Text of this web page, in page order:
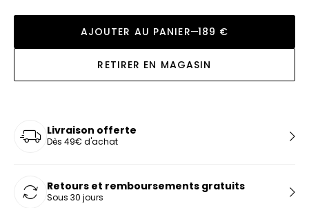
AJOUTER AU PANIER 189 €
RETIRER EN MAGASIN
Livraison offerte
Dès 49€ d'achat
Retours et remboursements gratuits
Sous 30 jours